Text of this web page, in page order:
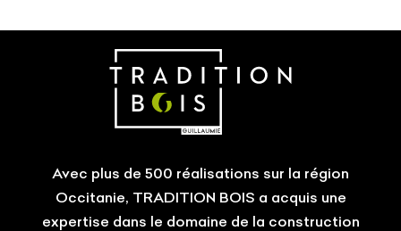
Avec plus de 500 réalisations sur la région
Occitanie, TRADITION BOIS a acquis une
expertise dans le domaine de la construction